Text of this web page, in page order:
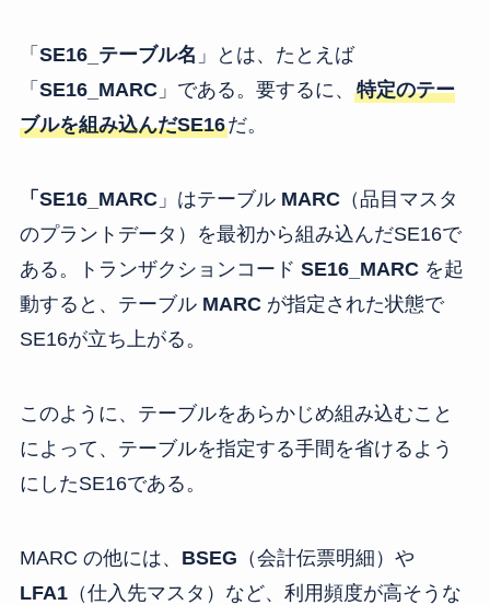
「 SE16_テーブル名 」とは、たとえば
「 SE16_MARC」である。要するに、 特定のテー
ブルを組み込んだSE16だ。
「SE16_MARC」はテーブル MARC（品目マスタ
のプラントデータ）を最初から組み込んだSE16で
ある。トランザクションコード SE16_MARCを起
動すると、テーブル MARCが指定された状態で
SE16が立ち上がる。
このように、テーブルをあらかじめ組み込むこと
によって、テーブルを指定する手間を省けるよう
にしたSE16である。
MARC の他には、 BSEG （会計伝票明細）や
LFA1（仕入先マスタ）など、利用頻度が高そうな